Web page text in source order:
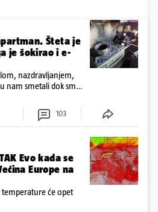
Šteta je
je šokirao i e-
nazdravljanjem,
nam smetali dok smo
103
Evo kada se
Europe na
temperature će opet